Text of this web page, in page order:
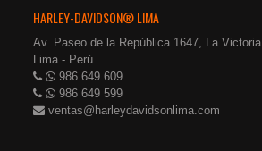
HARLEY-DAVIDSON® LIMA
Av. Paseo de la República 1647, La Victoria
Lima - Perú
986 649 609
986 649 599
ventas@harleydavidsonlima.com